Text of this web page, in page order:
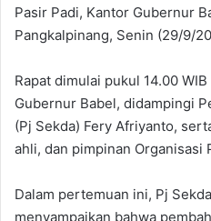
Pasir Padi, Kantor Gubernur
Pangkalpinang, Senin (29/9/
Rapat dimulai pukul 14.00
Gubernur Babel, didampingi
(Pj Sekda) Fery Afriyanto,
ahli, dan pimpinan Organisasi
Dalam pertemuan ini, Pj
menyampaikan bahwa